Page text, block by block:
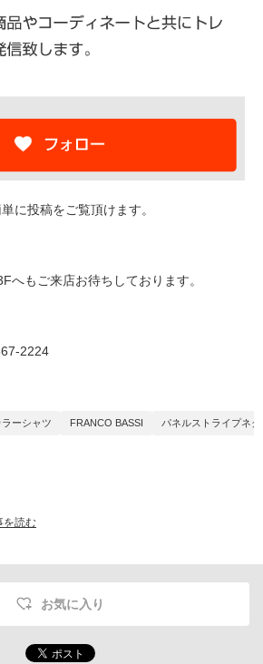
に投稿をご覧頂けます。
へもご来店お待ちしております。
2224
ラーシャツ FRANCO BASSI パネルストライプネク
を読む
お気に入り